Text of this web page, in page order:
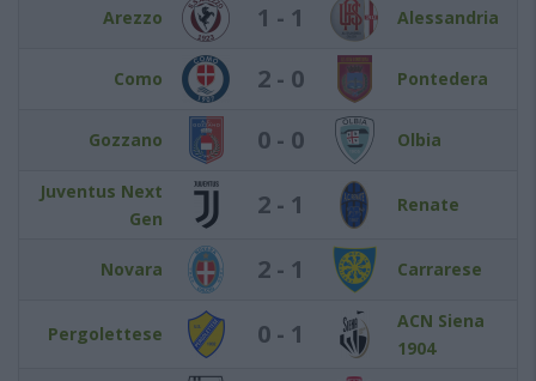
Arezzo 1 - 1 Alessandria
Como 2 - 0 Pontedera
Gozzano 0 - 0 Olbia
Juventus Next
Gen
2 - 1 Renate
Novara 2 - 1 Carrarese
Pergolettese 0 - 1
ACN Siena
1904